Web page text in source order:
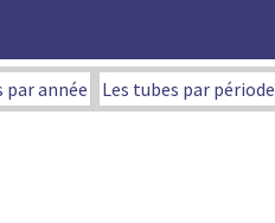
par année Les tubes par période